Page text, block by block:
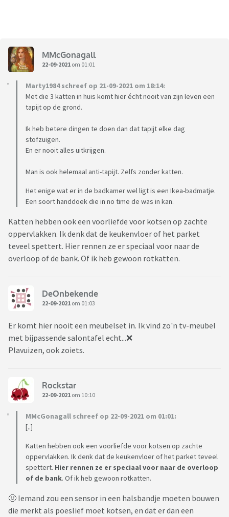
MMcGonagall
22-09-2021 om 01:01
Marty1984 schreef op 21-09-2021 om 18:14:
Met die 3 katten in huis komt hier écht nooit van zijn leven een
tapijt op de grond.
Ik heb betere dingen te doen dan dat tapijt elke dag
stofzuigen.
En er nooit alles uitkrijgen.
Man is ook helemaal anti-tapijt. Zelfs zonder katten.
Het enige wat er in de badkamer wel ligt is een Ikea-badmatje.
Een soort handdoek die in no time de was in kan.
Katten hebben ook een voorliefde voor kotsen op zachte
oppervlakken. Ik denk dat de keukenvloer of het parket
teveel spettert. Hier rennen ze er speciaal voor naar de
overloop of de bank. Of ik heb gewoon rotkatten.
DeOnbekende
22-09-2021 om 01:03
Er komt hier nooit een meubelset in. Ik vind zo'n tv-meubel
met bijpassende salontafel echt...❌
Plavuizen, ook zoiets.
Rockstar
22-09-2021 om 10:10
MMcGonagall schreef op 22-09-2021 om 01:01:
[..]
Katten hebben ook een voorliefde voor kotsen op zachte
oppervlakken. Ik denk dat de keukenvloer of het parket teveel
spettert. Hier rennen ze er speciaal voor naar de overloop
of de bank. Of ik heb gewoon rotkatten.
🤢 Iemand zou een sensor in een halsbandje moeten bouwen
die merkt als poeslief moet kotsen, en dat er dan een